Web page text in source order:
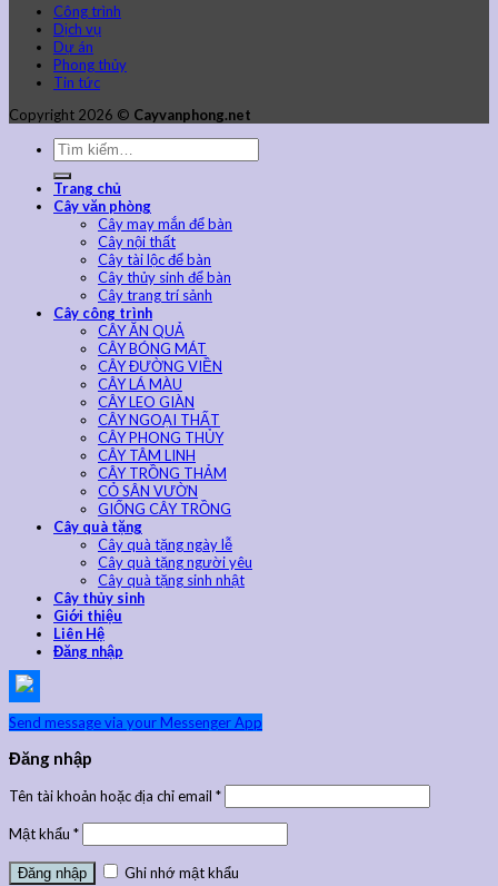
Công trình
Dịch vụ
Dự án
Phong thủy
Tin tức
Copyright 2026 © Cayvanphong.net
Trang chủ
Cây văn phòng
Cây may mắn để bàn
Cây nội thất
Cây tài lộc để bàn
Cây thủy sinh để bàn
Cây trang trí sảnh
Cây công trình
CÂY ĂN QUẢ
CÂY BÓNG MÁT
CÂY ĐƯỜNG VIỀN
CÂY LÁ MÀU
CÂY LEO GIÀN
CÂY NGOẠI THẤT
CÂY PHONG THỦY
CÂY TÂM LINH
CÂY TRỒNG THẢM
CỎ SÂN VƯỜN
GIỐNG CÂY TRỒNG
Cây quà tặng
Cây quà tặng ngày lễ
Cây quà tặng người yêu
Cây quà tặng sinh nhật
Cây thủy sinh
Giới thiệu
Liên Hệ
Đăng nhập
Send message via your Messenger App
Đăng nhập
Tên tài khoản hoặc địa chỉ email *
Mật khẩu *
Ghi nhớ mật khẩu